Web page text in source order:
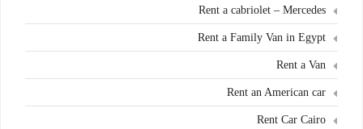
Rent a cabriolet – Mercedes
Rent a Family Van in Egypt
Rent a Van
Rent an American car
Rent Car Cairo